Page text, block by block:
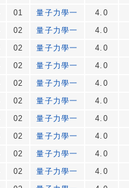
01 量子力學一
4.0
02 量子力學一
4.0
02 量子力學一
4.0
02 量子力學一
4.0
02 量子力學一
4.0
02 量子力學一
4.0
02 量子力學一
4.0
02 量子力學一
4.0
02 量子力學一
4.0
02 量子力學一
4.0